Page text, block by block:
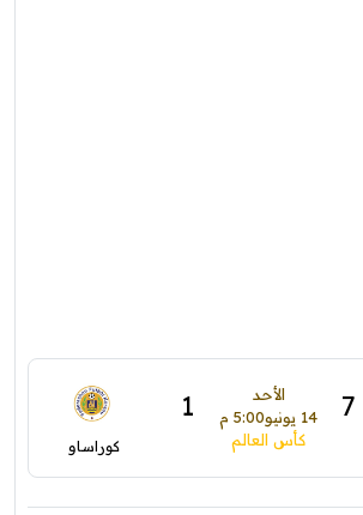
7
الأحد
14 يونيو
5:00 م 1
كأس العالم كوراساو